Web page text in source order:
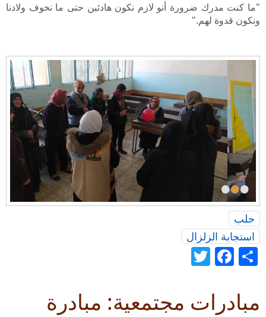
"ما كنت مدرك ضرورة أنو لازم نكون هادئين حتى ما نخوف ولادنا
ونكون قدوة لهم."
•
•
•
حلب
استجابة الزلزال
Share
Facebook
مبادرات مجتمعية: مبادرة